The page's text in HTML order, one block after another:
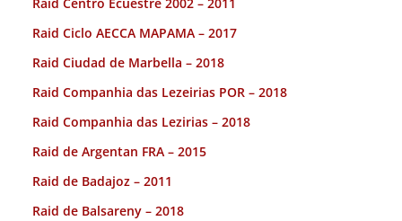
Raid Ciclo AECCA MAPAMA – 2017
Raid Ciudad de Marbella – 2018
Raid Companhia das Lezeirias POR – 2018
Raid Companhia das Lezirias – 2018
Raid de Argentan FRA – 2015
Raid de Badajoz – 2011
Raid de Balsareny – 2018